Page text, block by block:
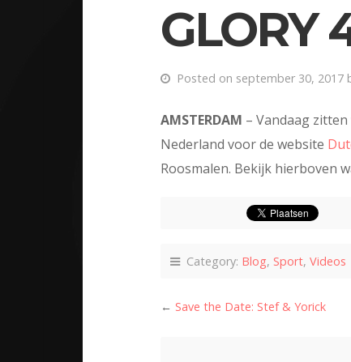
GLORY
Posted on september 30, 2017
AMSTERDAM – Vandaag
Nederland voor de website
Roosmalen. Bekijk hierboven
Category: Blog, Sport, Videos
← Save the Date: Stef & Yorick